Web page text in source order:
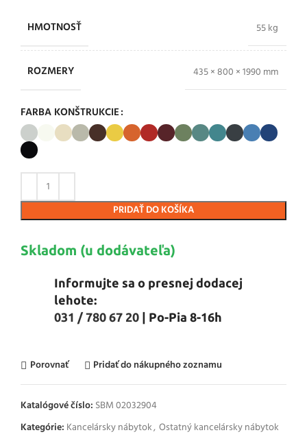
HMOTNOSŤ 55 kg
ROZMERY 435 × 800 × 1990 mm
FARBA KONŠTRUKCIE
PRIDAŤ DO KOŠÍKA
Skladom (u dodávateľa)
Informujte sa o presnej dodacej
lehote:
031 / 780 67 20 | Po-Pia 8-16h
Porovnať Pridať do nákupného zoznamu
Katalógové číslo: SBM 02032904
Kategórie: Kancelársky nábytok, Ostatný kancelársky nábytok